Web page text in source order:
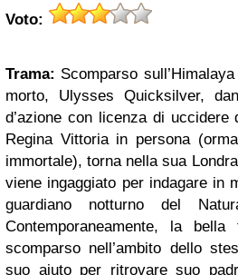
Voto:
Trama: Scomparso
morto, Ulysses Quicksilver,
d’azione con licenza di
Regina Vittoria in persona
immortale), torna nella sua
viene ingaggiato per indagare in
guardiano notturno del
Contemporaneamente, la
scomparso nell’ambito dello
suo aiuto per ritrovare suo